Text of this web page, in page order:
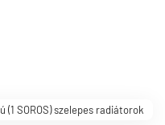
(1 SOROS) szelepes radiátorok